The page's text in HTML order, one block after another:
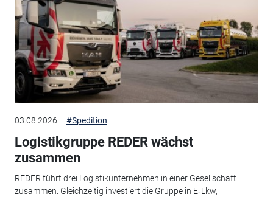
03.08.2026 #Spedition
Logistikgruppe REDER wächst
zusammen
REDER führt drei Logistikunternehmen in einer Gesellschaft
zusammen. Gleichzeitig investiert die Gruppe in E‑Lkw,